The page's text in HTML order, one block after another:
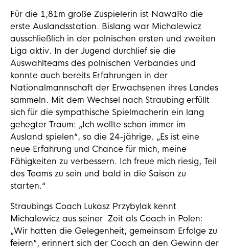
Für die 1,81m große Zuspielerin ist NawaRo die
erste Auslandsstation. Bislang war Michalewicz
ausschließlich in der polnischen ersten und zweiten
Liga aktiv. In der Jugend durchlief sie die
Auswahlteams des polnischen Verbandes und
konnte auch bereits Erfahrungen in der
Nationalmannschaft der Erwachsenen ihres Landes
sammeln. Mit dem Wechsel nach Straubing erfüllt
sich für die sympathische Spielmacherin ein lang
gehegter Traum: „Ich wollte schon immer im
Ausland spielen“, so die 24-jährige. „Es ist eine
neue Erfahrung und Chance für mich, meine
Fähigkeiten zu verbessern. Ich freue mich riesig, Teil
des Teams zu sein und bald in die Saison zu
starten.“
Straubings Coach Lukasz Przybylak kennt
Michalewicz aus seiner Zeit als Coach in Polen:
„Wir hatten die Gelegenheit, gemeinsam Erfolge zu
feiern“, erinnert sich der Coach an den Gewinn der